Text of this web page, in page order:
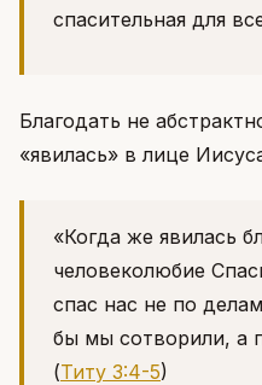
спасительная для
Благодать не
«явилась» в лице
«Когда же явилась
человеколюбие
спас нас не по
бы мы сотворили, а
(Титу 3:4-5)